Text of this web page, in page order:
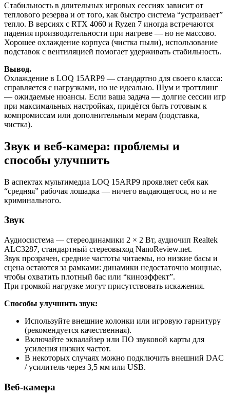
Стабильность в длительных игровых сессиях зависит от
теплового резерва и от того, как быстро система “устраивает”
тепло. В версиях с RTX 4060 и Ryzen 7 иногда встречаются
падения производительности при нагреве — но не массово.
Хорошее охлаждение корпуса (чистка пыли), использование
подставок с вентиляцией помогает удерживать стабильность.
Вывод.
Охлаждение в LOQ 15ARP9 — стандартно для своего класса:
справляется с нагрузками, но не идеально. Шум и троттлинг
— ожидаемые нюансы. Если ваша задача — долгие сессии игр
при максимальных настройках, придётся быть готовым к
компромиссам или дополнительным мерам (подставка,
чистка).
Звук и веб-камера: проблемы и
способы улучшить
В аспектах мультимедиа LOQ 15ARP9 проявляет себя как
“средняя” рабочая лошадка — ничего выдающегося, но и не
криминального.
Звук
Аудиосистема — стереодинамики 2 × 2 Вт, аудиочип Realtek
ALC3287, стандартный стереовыход NanoReview.net.
Звук прозрачен, средние частоты читаемы, но низкие басы и
сцена остаются за рамками: динамики недостаточно мощные,
чтобы охватить плотный бас или “киноэффект”.
При громкой нагрузке могут присутствовать искажения.
Способы улучшить звук:
Используйте внешние колонки или игровую гарнитуру
(рекомендуется качественная).
Включайте эквалайзер или ПО звуковой карты для
усиления низких частот.
В некоторых случаях можно подключить внешний DAC
/ усилитель через 3,5 мм или USB.
Веб-камера